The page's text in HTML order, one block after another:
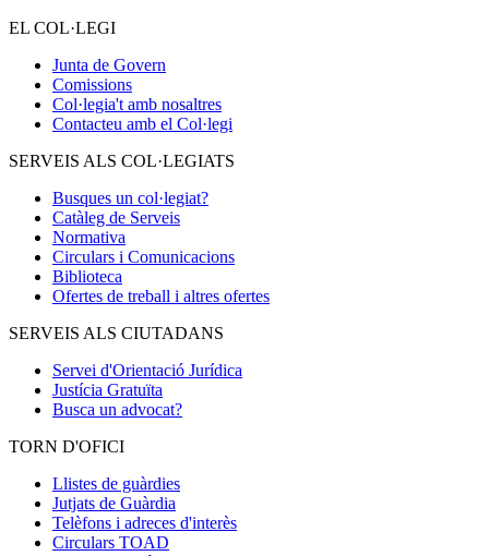
EL COL·LEGI
Junta de Govern
Comissions
Col·legia't amb nosaltres
Contacteu amb el Col·legi
SERVEIS ALS COL·LEGIATS
Busques un col·legiat?
Catàleg de Serveis
Normativa
Circulars i Comunicacions
Biblioteca
Ofertes de treball i altres ofertes
SERVEIS ALS CIUTADANS
Servei d'Orientació Jurídica
Justícia Gratuïta
Busca un advocat?
TORN D'OFICI
Llistes de guàrdies
Jutjats de Guàrdia
Telèfons i adreces d'interès
Circulars TOAD